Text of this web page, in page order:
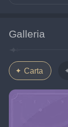
Galleria
Carta